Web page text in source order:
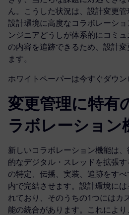
ん。こうした状況は、設計変更管
設計環境に高度なコラボレーシ
ンジニアどうしが体系的にコミ
の内容を追跡できるため、設計
ます。
ホワイトペーパーは今すぐダウン
変更管理に特有
ラボレーション
新しいコラボレーション機能は
的なデジタル・スレッドを拡張
の特定、伝播、実装、追跡をす
内で完結させます。設計環境に
れており、そのうちの1つにはカ
能の統合があります。これによ